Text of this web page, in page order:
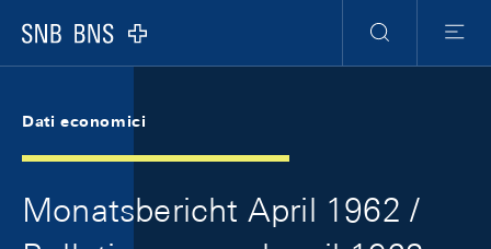
Logo
Ricerca
Menu
Dati economici
Monatsbericht April 1962 /